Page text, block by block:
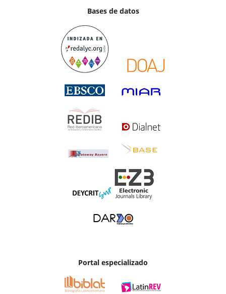
Bases de datos
Portal especializado